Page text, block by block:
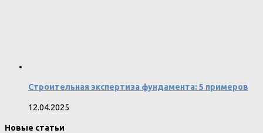
Строительная экспертиза фундамента: 5 примеров
12.04.2025
Новые статьи